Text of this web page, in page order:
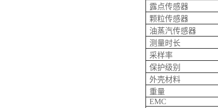
露点传感器
颗粒传感器
油蒸汽传感器
测量时长
采样率
保护级别
外壳材料
重量
EMC